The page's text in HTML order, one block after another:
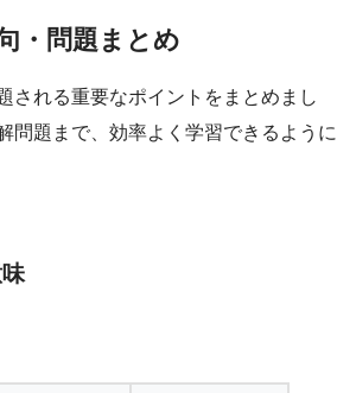
・問題まとめ
される重要なポイントをまとめまし
問題まで、効率よく学習できるように